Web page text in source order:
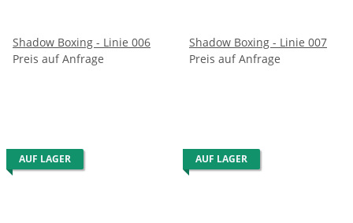
Shadow Boxing - Linie 006
Preis auf Anfrage
Shadow Boxing - Linie 007
Preis auf Anfrage
AUF LAGER AUF LAGER